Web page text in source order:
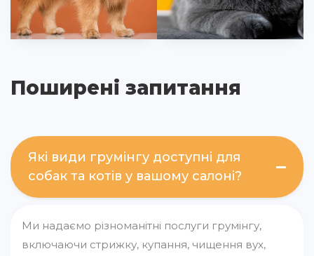
Поширені запитання
Які види грумінгу доступні для
собак та котів у вашому салоні?
Ми надаємо різноманітні послуги грумінгу,
включаючи стрижку, купання, чищення вух,